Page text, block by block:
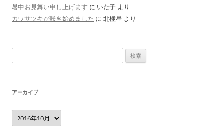
暑中お見舞い申し上げます に いた子 より
カワサツキが咲き始めました に 北極星 より
索:
アーカイブ
ア
ー
カ